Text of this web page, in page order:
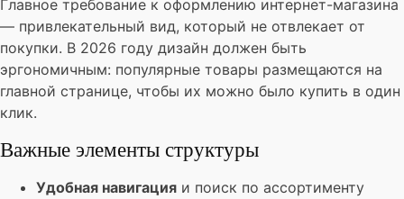
Главное требование к оформлению интернет-магазина
— привлекательный вид, который не отвлекает от
покупки. В 2026 году дизайн должен быть
эргономичным: популярные товары размещаются на
главной странице, чтобы их можно было купить в один
клик.
Важные элементы структуры
Удобная навигация и поиск по ассортименту